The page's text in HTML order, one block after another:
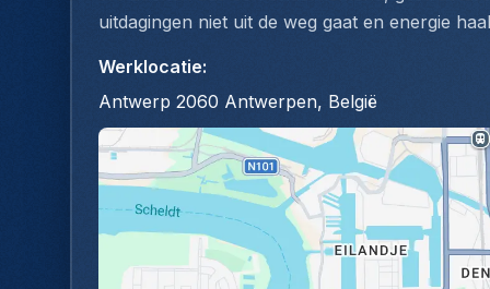
uitdagingen niet uit de weg gaat en energie
Werklocatie:
Antwerp 2060 Antwerpen, België